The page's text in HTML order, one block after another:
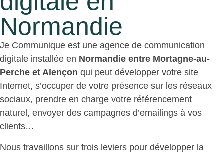
Normandie
Je Communique est une agence de communication
digitale installée en Normandie entre Mortagne-au-
Perche et Alençon qui peut développer votre site
Internet, s’occuper de votre présence sur les réseaux
sociaux, prendre en charge votre référencement
naturel, envoyer des campagnes d’emailings à vos
clients…
Nous travaillons sur trois leviers pour développer la